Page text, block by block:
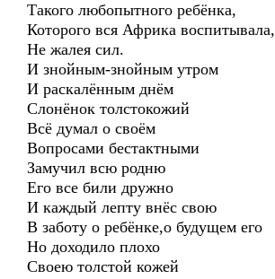
Такого любопытного ребёнка,
Которого вся Африка воспитывала,
Не жалея сил.
И знойным-знойным утром
И раскалённым днём
Слонёнок толстокожий
Всё думал о своём
Вопросами бестактными
Замучил всю родню
Его все били дружно
И каждый лепту внёс свою
В заботу о ребёнке,о будущем его
Но доходило плохо
Своею толстой кожей